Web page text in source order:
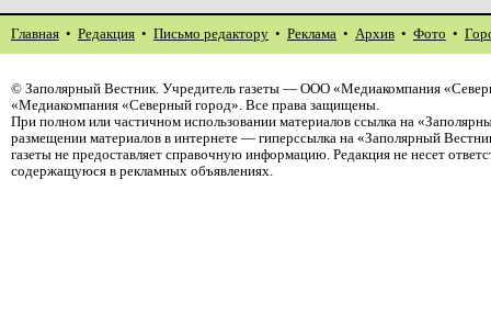
Главная • Редакция • Письмо редактору • Реклама • Архив • Фото •
© Заполярный Вестник. Учредитель газеты — ООО «Медиакомпания
«Медиакомпания «Северный город». Все права защищены.
При полном или частичном использовании материалов ссылка на
размещении материалов в интернете — гиперссылка на «Заполярный
газеты не предоставляет справочную информацию. Редакция не несет
содержащуюся в рекламных объявлениях.